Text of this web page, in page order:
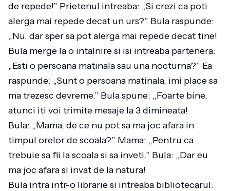
de repede!” Prietenul intreaba: „Si crezi ca poti
alerga mai repede decat un urs?” Bula raspunde:
„Nu, dar sper sa pot alerga mai repede decat tine!
Bula merge la o intalnire si isi intreaba partenera:
„Esti o persoana matinala sau una nocturna?” Ea
raspunde: „Sunt o persoana matinala, imi place sa
ma trezesc devreme.” Bula spune: „Foarte bine,
atunci iti voi trimite mesaje la 3 dimineata!
Bula: „Mama, de ce nu pot sa ma joc afara in
timpul orelor de scoala?” Mama: „Pentru ca
trebuie sa fii la scoala si sa inveti.” Bula: „Dar eu
ma joc afara si invat de la natura!
Bula intra intr-o librarie si intreaba bibliotecarul: